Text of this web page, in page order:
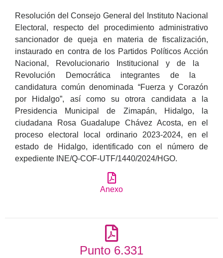
Resolución del Consejo General del Instituto Nacional
Electoral, respecto del procedimiento administrativo
sancionador de queja en materia de fiscalización,
instaurado en contra de los Partidos Políticos Acción
Nacional, Revolucionario Institucional y de la
Revolución Democrática integrantes de la
candidatura común denominada “Fuerza y Corazón
por Hidalgo”, así como su otrora candidata a la
Presidencia Municipal de Zimapán, Hidalgo, la
ciudadana Rosa Guadalupe Chávez Acosta, en el
proceso electoral local ordinario 2023-2024, en el
estado de Hidalgo, identificado con el número de
expediente INE/Q-COF-UTF/1440/2024/HGO.
Anexo
Punto 6.331